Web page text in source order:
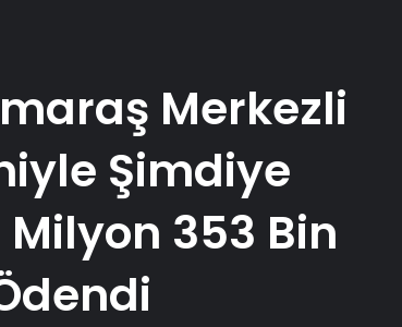
Merkezli
Şimdiye
353 Bin